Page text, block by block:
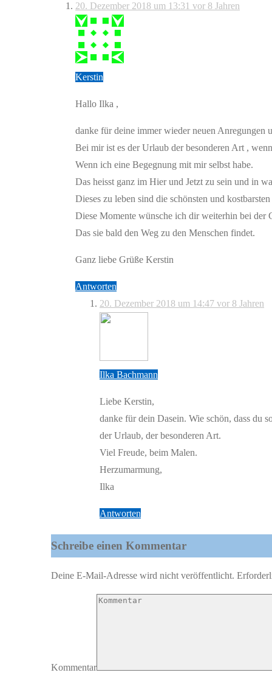
20. Dezember 2018 um 13:31 vor 8 Jahren
Kerstin
Hallo Ilka ,
danke für deine immer wieder neuen Anregungen
Bei mir ist es der Urlaub der besonderen Art ,
Wenn ich eine Begegnung mit mir selbst habe.
Das heisst ganz im Hier und Jetzt zu sein und in
Dieses zu leben sind die schönsten und
Diese Momente wünsche ich dir weiterhin bei der
Das sie bald den Weg zu den Menschen findet.
Ganz liebe Grüße Kerstin
Antworten
20. Dezember 2018 um 14:47 vor 8 Jahren
Ilka Bachmann
Liebe Kerstin,
danke für dein Dasein. Wie schön, dass du
der Urlaub, der besonderen Art.
Viel Freude, beim Malen.
Herzumarmung,
Ilka
Antworten
Schreibe einen Kommentar
Deine E-Mail-Adresse wird nicht veröffentlicht.
Kommentar